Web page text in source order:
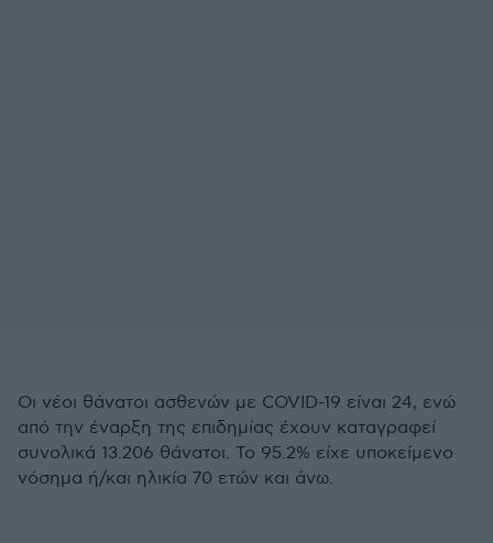
Οι νέοι θάνατοι ασθενών με COVID-19 είναι 24, ενώ
από την έναρξη της επιδημίας έχουν καταγραφεί
συνολικά 13.206 θάνατοι. Το 95.2% είχε υποκείμενο
νόσημα ή/και ηλικία 70 ετών και άνω.